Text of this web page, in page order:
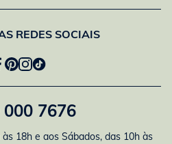
REDES SOCIAIS
000 7676
18h e aos Sábados, das 10h às